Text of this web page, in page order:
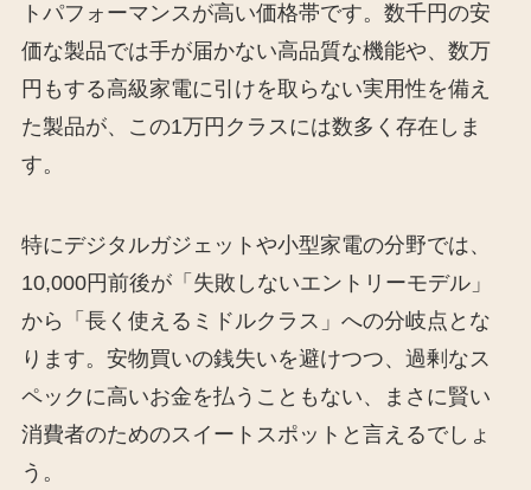
トパフォーマンスが高い価格帯です。数千円の安
価な製品では手が届かない高品質な機能や、数万
円もする高級家電に引けを取らない実用性を備え
た製品が、この1万円クラスには数多く存在しま
す。
特にデジタルガジェットや小型家電の分野では、
10,000円前後が「失敗しないエントリーモデル」
から「長く使えるミドルクラス」への分岐点とな
ります。安物買いの銭失いを避けつつ、過剰なス
ペックに高いお金を払うこともない、まさに賢い
消費者のためのスイートスポットと言えるでしょ
う。